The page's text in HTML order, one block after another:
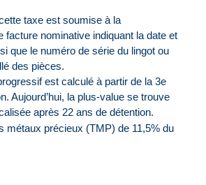
taxe est soumise à la
facture nominative indiquant la date et
que le numéro de série du lingot ou
des pièces.
est calculé à partir de la 3e
Aujourd’hui, la plus-value se trouve
après 22 ans de détention.
métaux précieux (TMP) de 11,5% du